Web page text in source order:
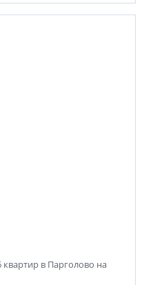
квартир в Парголово на